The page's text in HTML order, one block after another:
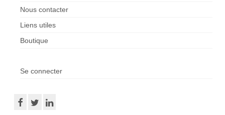
Nous contacter
Liens utiles
Boutique
Se connecter